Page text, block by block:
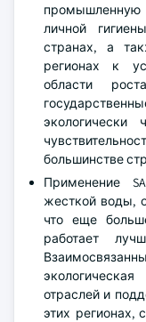
личной
странах, а
регионах к
области
экологически
большинстве
Применение
жесткой воды,
что еще
работает
отраслей и
этих регионах,